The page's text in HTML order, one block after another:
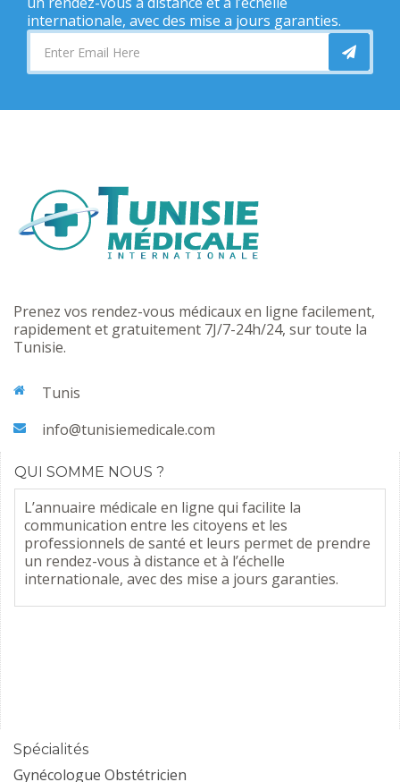
internationale, avec des mise a jours garanties.
Prenez vos rendez-vous médicaux en ligne facilement,
rapidement et gratuitement 7J/7-24h/24, sur toute la
Tunisie.
Tunis
info@tunisiemedicale.com
QUI SOMME NOUS ?
L’annuaire médicale en ligne qui facilite la
communication entre les citoyens et les
professionnels de santé et leurs permet de prendre
un rendez-vous à distance et à l’échelle
internationale, avec des mise a jours garanties.
Spécialités
Gynécologue Obstétricien